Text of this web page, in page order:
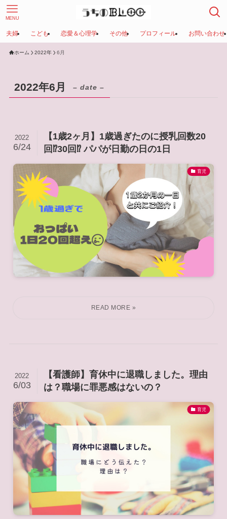
MENU
夫婦 こども 恋愛＆心理学 その他 プロフィール お問い合わせ
ホーム 2022年 6月
2022年6月 – date –
【1歳2ヶ月】1歳過ぎたのに授乳回数20
回⁉︎30回⁉︎ パパが日勤の日の1日
2022
6/24
育児
【看護師】育休中に退職しました。理由
は？職場に罪悪感はないの？
2022
6/03
育児